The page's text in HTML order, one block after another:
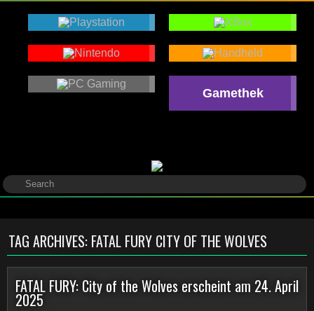
Gamethek
TAG ARCHIVES: FATAL FURY CITY OF THE WOLVES
FATAL FURY: City of the Wolves erscheint am 24. April
2025